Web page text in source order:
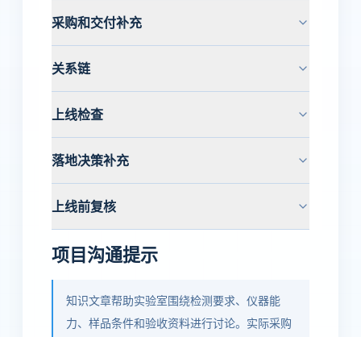
采购和交付补充
关系链
上线检查
落地决策补充
上线前复核
项目沟通提示
知识文章帮助实验室围绕检测要求、仪器能
力、样品条件和验收资料进行讨论。实际采购